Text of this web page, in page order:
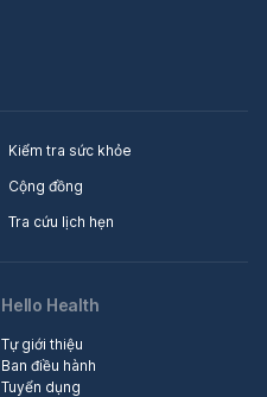
Kiểm tra sức khỏe
Cộng đồng
Tra cứu lịch hẹn
Hello Health
Tự giới thiệu
Ban điều hành
Tuyển dụng